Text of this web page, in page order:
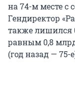
на 74-м месте с
Гендиректор
также лишился
равным 0,8
(год назад — 75-